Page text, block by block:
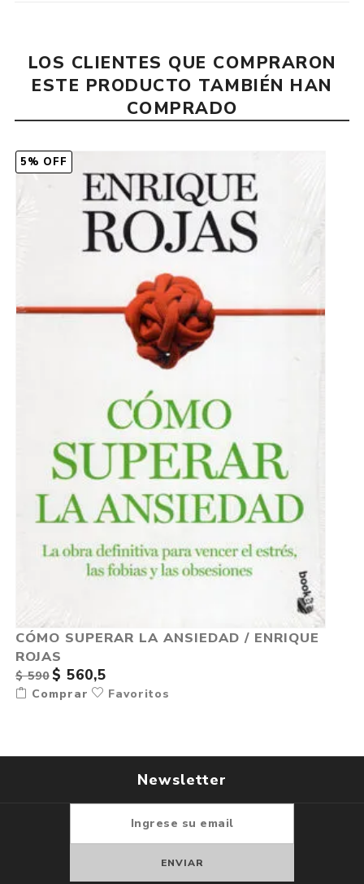
LOS CLIENTES QUE COMPRARON
ESTE PRODUCTO TAMBIÉN HAN
COMPRADO
5% OFF
CÓMO SUPERAR LA ANSIEDAD / ENRIQUE
ROJAS
$ 590 $ 560,5
Comprar Favoritos
Newsletter